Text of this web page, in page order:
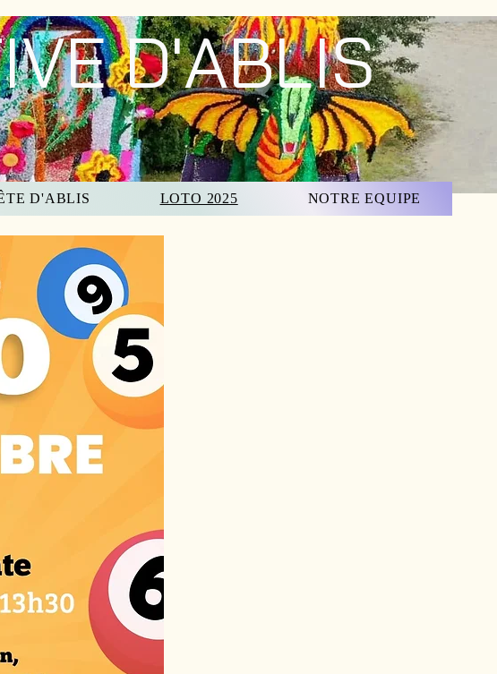
D'ABLIS LOTO 2025 NOTRE EQUIPE
D'ABLIS